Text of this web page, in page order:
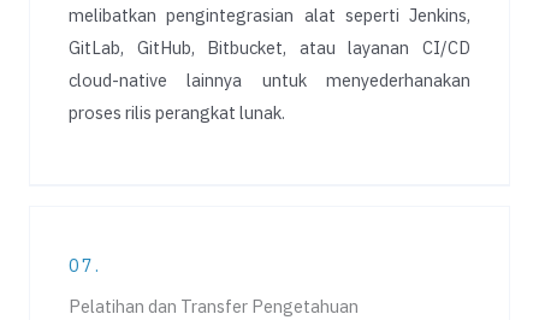
melibatkan pengintegrasian alat seperti Jenkins,
GitLab, GitHub, Bitbucket, atau layanan CI/CD
cloud-native lainnya untuk menyederhanakan
proses rilis perangkat lunak.
07.
Pelatihan dan Transfer Pengetahuan